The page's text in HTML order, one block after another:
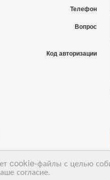
cookie-файлы с целью
согласие.
Телефон
Вопрос
Код авторизации